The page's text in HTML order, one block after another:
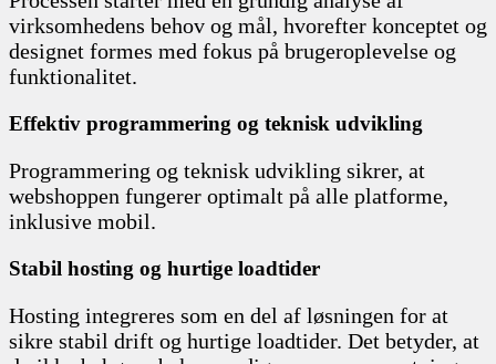
virksomhedens behov og mål, hvorefter konceptet og
designet formes med fokus på brugeroplevelse og
funktionalitet.
Effektiv programmering og teknisk udvikling
Programmering og teknisk udvikling sikrer, at
webshoppen fungerer optimalt på alle platforme,
inklusive mobil.
Stabil hosting og hurtige loadtider
Hosting integreres som en del af løsningen for at
sikre stabil drift og hurtige loadtider. Det betyder, at